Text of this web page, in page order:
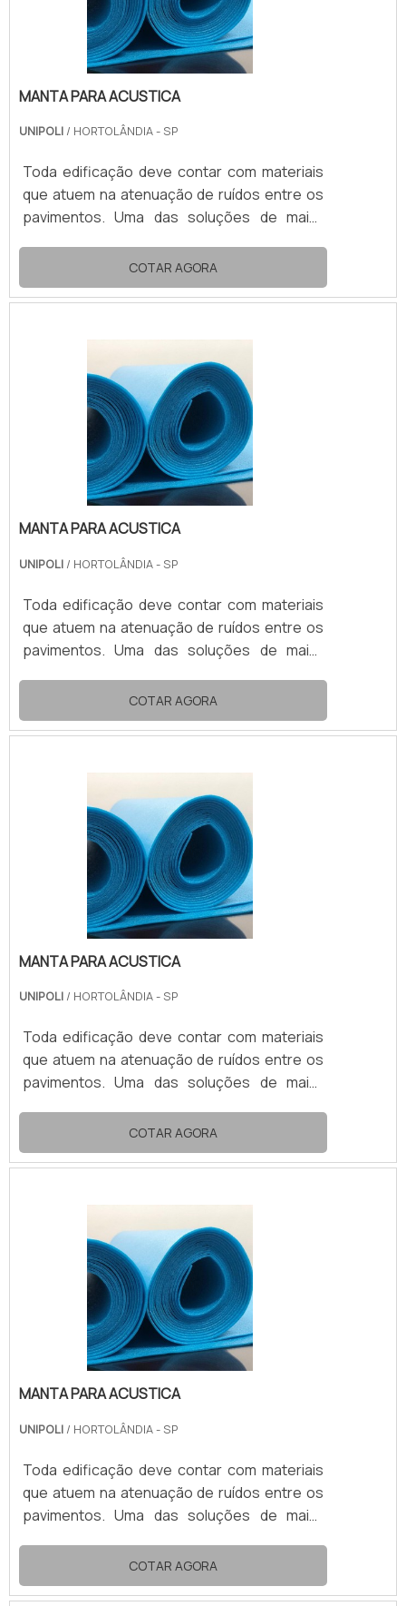
desempenho. O isolamento apr.
MANTA PARA ACUSTICA
UNIPOLI / HORTOLÂNDIA - SP
Toda edificação deve contar com materiais
que atuem na atenuação de ruídos entre os
pavimentos. Uma das soluções de maior
acustica.Composta por polietileno
expandido (EPE), a manta acustica impede a
passagem de grande parte das vibrações
separados de um mesmo prédio.VANTAGENS
DA MANTA ACUSTICA COMPOSTA EM EPEA
manta acustica é capaz de alcançar alto
desempenho. O isolamento apr.
COTAR AGORA
MANTA PARA ACUSTICA
UNIPOLI / HORTOLÂNDIA - SP
Toda edificação deve contar com materiais
que atuem na atenuação de ruídos entre os
pavimentos. Uma das soluções de maior
acustica.Composta por polietileno
expandido (EPE), a manta acustica impede a
passagem de grande parte das vibrações
separados de um mesmo prédio.VANTAGENS
DA MANTA ACUSTICA COMPOSTA EM EPEA
manta acustica é capaz de alcançar alto
desempenho. O isolamento apr.
COTAR AGORA
MANTA PARA ACUSTICA
UNIPOLI / HORTOLÂNDIA - SP
Toda edificação deve contar com materiais
que atuem na atenuação de ruídos entre os
pavimentos. Uma das soluções de maior
acustica.Composta por polietileno
expandido (EPE), a manta acustica impede a
passagem de grande parte das vibrações
separados de um mesmo prédio.VANTAGENS
DA MANTA ACUSTICA COMPOSTA EM EPEA
manta acustica é capaz de alcançar alto
desempenho. O isolamento apr.
COTAR AGORA
MANTA PARA ACUSTICA
UNIPOLI / HORTOLÂNDIA - SP
Toda edificação deve contar com materiais
que atuem na atenuação de ruídos entre os
pavimentos. Uma das soluções de maior
acustica.Composta por polietileno
expandido (EPE), a manta acustica impede a
COTAR AGORA